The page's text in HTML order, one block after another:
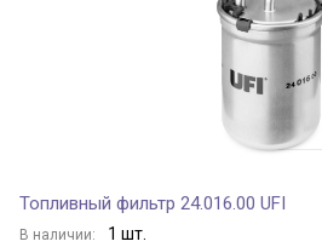
Топливный фильтр 24.016.00 UFI
В наличии: 1 шт.